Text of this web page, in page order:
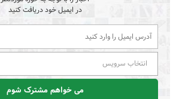
در ایمیل خود دریافت کنید
انتخاب سرویس
می خواهم مشترک شوم